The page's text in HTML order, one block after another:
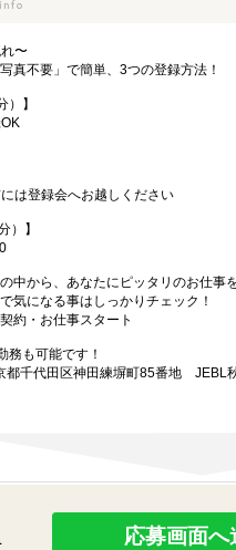
〜
真不要」で簡単、3つの登録方法！
）】
は登録会へお越しください
）】
中から、あなたにピッタリのお仕事
気になる事はしっかりチェック！
約・お仕事スタート
も可能です！
都千代田区神田練塀町85番地 JEBL
応募画面へ